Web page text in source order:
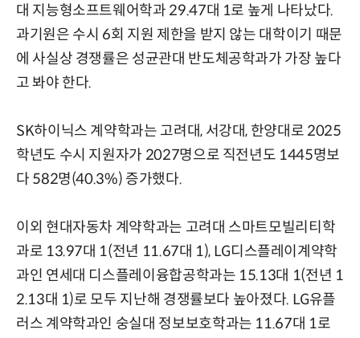
대 지능형소프트웨어학과 29.47대 1로 높게 나타났다.
과기원은 수시 6회 지원 제한을 받지 않는 대학이기 때문
에 사실상 경쟁률은 성균관대 반도체공학과가 가장 높다
고 봐야 한다.
SK하이닉스 계약학과는 고려대, 서강대, 한양대로 2025
학년도 수시 지원자가 2027명으로 직전년도 1445명보
다 582명(40.3%) 증가했다.
이외 현대자동차 계약학과는 고려대 스마트모빌리티학
과로 13.97대 1(전년 11.67대 1), LG디스플레이계약학
과인 연세대 디스플레이융합공학과는 15.13대 1(전년 1
2.13대 1)로 모두 지난해 경쟁률보다 높아졌다. LG유플
러스 계약학과인 숭실대 정보보호학과는 11.67대 1로